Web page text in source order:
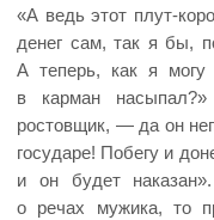
«А ведь этот плут-
денег сам, так я бы,
А теперь, как я могу
в карман
ростовщик, — да он
государе! Побегу и
и он будет
о речах мужика, то